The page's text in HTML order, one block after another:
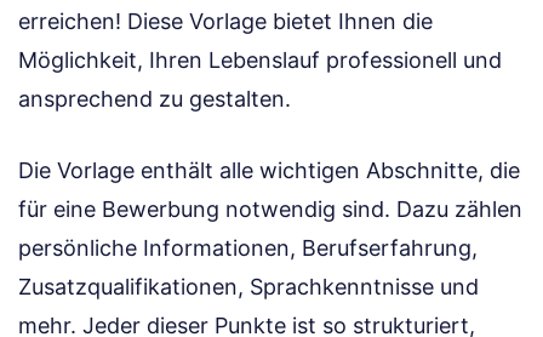
erreichen! Diese Vorlage bietet Ihnen die
Möglichkeit, Ihren Lebenslauf professionell und
ansprechend zu gestalten.
Die Vorlage enthält alle wichtigen Abschnitte, die
für eine Bewerbung notwendig sind. Dazu zählen
persönliche Informationen, Berufserfahrung,
Zusatzqualifikationen, Sprachkenntnisse und
mehr. Jeder dieser Punkte ist so strukturiert,